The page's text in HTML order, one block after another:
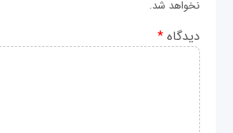
نخواهد شد.
دیدگاه*